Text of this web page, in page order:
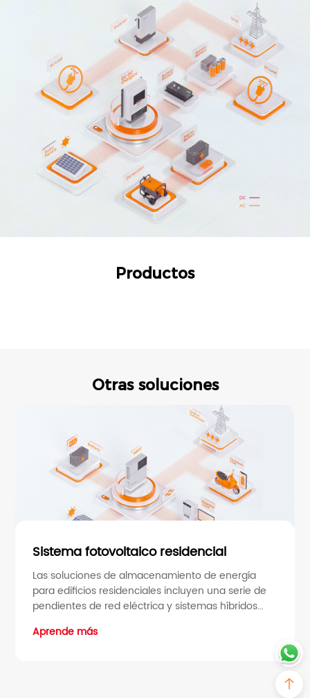
Productos
Otras soluciones
Sistema fotovoltaico residencial
Las soluciones de almacenamiento de energía
para edificios residenciales incluyen una serie de
pendientes de red eléctrica y sistemas híbridos
eléctricas de los hogares. Las soluciones fuera de
Aprende más